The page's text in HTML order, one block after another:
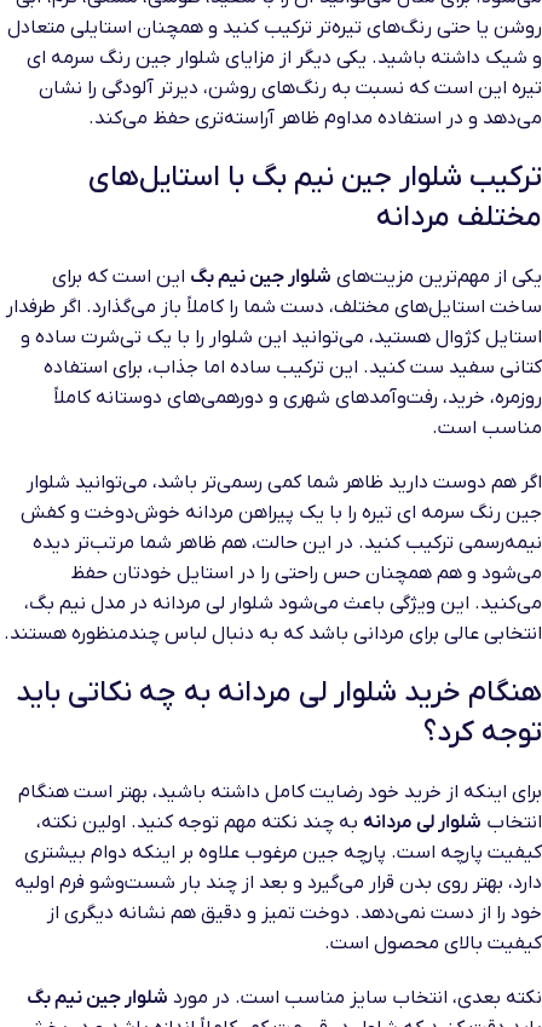
روشن یا حتی رنگ‌های تیره‌تر ترکیب کنید و همچنان استایلی متعادل
و شیک داشته باشید. یکی دیگر از مزایای شلوار جین رنگ سرمه ای
تیره این است که نسبت به رنگ‌های روشن، دیرتر آلودگی را نشان
می‌دهد و در استفاده مداوم ظاهر آراسته‌تری حفظ می‌کند.
ترکیب شلوار جین نیم بگ با استایل‌های
مختلف مردانه
یکی از مهم‌ترین مزیت‌های شلوار جین نیم بگ این است که برای
ساخت استایل‌های مختلف، دست شما را کاملاً باز می‌گذارد. اگر طرفدار
استایل کژوال هستید، می‌توانید این شلوار را با یک تی‌شرت ساده و
کتانی سفید ست کنید. این ترکیب ساده اما جذاب، برای استفاده
روزمره، خرید، رفت‌وآمدهای شهری و دورهمی‌های دوستانه کاملاً
مناسب است.
اگر هم دوست دارید ظاهر شما کمی رسمی‌تر باشد، می‌توانید شلوار
جین رنگ سرمه ای تیره را با یک پیراهن مردانه خوش‌دوخت و کفش
نیمه‌رسمی ترکیب کنید. در این حالت، هم ظاهر شما مرتب‌تر دیده
می‌شود و هم همچنان حس راحتی را در استایل خودتان حفظ
می‌کنید. این ویژگی باعث می‌شود شلوار لی مردانه در مدل نیم بگ،
انتخابی عالی برای مردانی باشد که به دنبال لباس چندمنظوره هستند.
هنگام خرید شلوار لی مردانه به چه نکاتی باید
توجه کرد؟
برای اینکه از خرید خود رضایت کامل داشته باشید، بهتر است هنگام
انتخاب شلوار لی مردانه به چند نکته مهم توجه کنید. اولین نکته،
کیفیت پارچه است. پارچه جین مرغوب علاوه بر اینکه دوام بیشتری
دارد، بهتر روی بدن قرار می‌گیرد و بعد از چند بار شست‌وشو فرم اولیه
خود را از دست نمی‌دهد. دوخت تمیز و دقیق هم نشانه دیگری از
کیفیت بالای محصول است.
نکته بعدی، انتخاب سایز مناسب است. در مورد شلوار جین نیم بگ